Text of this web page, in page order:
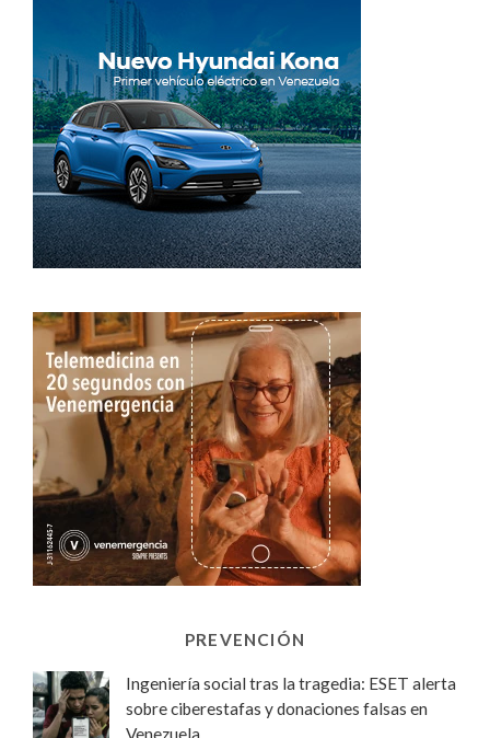
PREVENCIÓN
Ingeniería social tras la tragedia: ESET alerta
sobre ciberestafas y donaciones falsas en
Venezuela